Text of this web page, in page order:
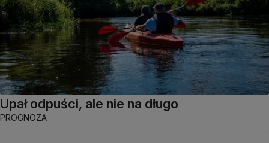
Upał odpuści, ale nie na długo
PROGNOZA